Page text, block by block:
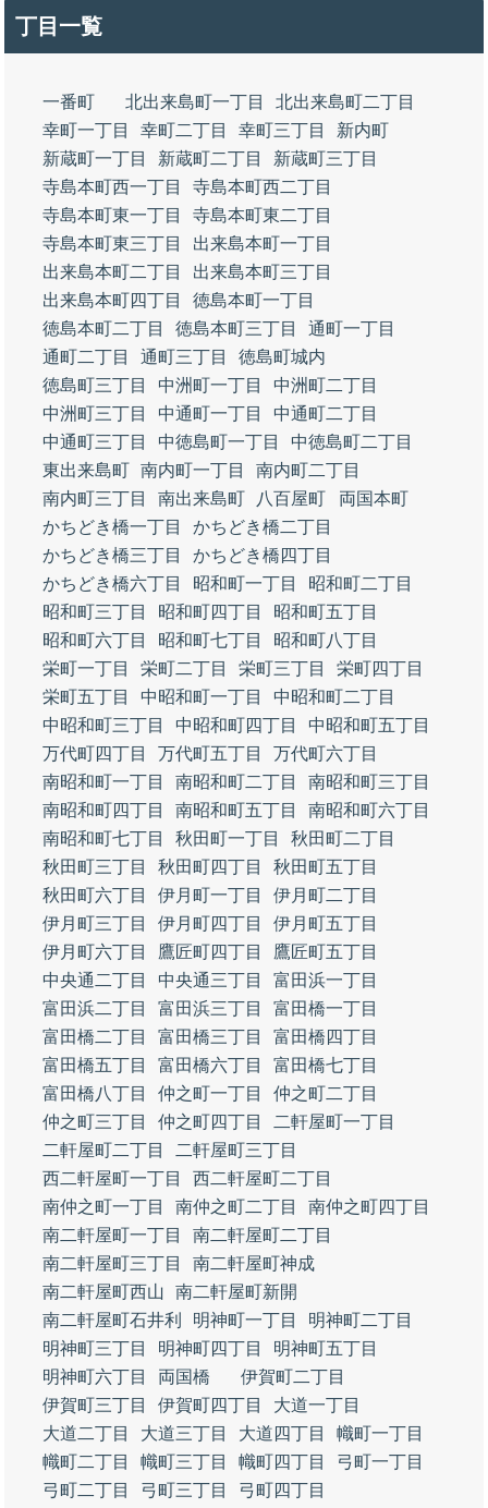
丁目一覧
一番町 北出来島町一丁目
北出来島町二丁目
幸町一丁目
幸町二丁目 幸町三丁目
新内町
新蔵町一丁目
新蔵町二丁目
新蔵町三丁目
寺島本町西一丁目
寺島本町西二丁目
寺島本町東一丁目
寺島本町東二丁目
寺島本町東三丁目
出来島本町一丁目
出来島本町二丁目
出来島本町三丁目
出来島本町四丁目
徳島本町一丁目
徳島本町二丁目
徳島本町三丁目
通町一丁目
通町二丁目
通町三丁目
徳島町城内
徳島町三丁目
中洲町一丁目
中洲町二丁目
中洲町三丁目
中通町一丁目
中通町二丁目
中通町三丁目
中徳島町一丁目
中徳島町二丁目
東出来島町 南内町一丁目
南内町二丁目
南内町三丁目
南出来島町 八百屋町
両国本町
かちどき橋一丁目
かちどき橋二丁目
かちどき橋三丁目
かちどき橋四丁目
かちどき橋六丁目
昭和町一丁目
昭和町二丁目
昭和町三丁目
昭和町四丁目
昭和町五丁目
昭和町六丁目
昭和町七丁目
昭和町八丁目
栄町一丁目
栄町二丁目 栄町三丁目
栄町四丁目
栄町五丁目
中昭和町一丁目
中昭和町二丁目
中昭和町三丁目
中昭和町四丁目
中昭和町五丁目
万代町四丁目
万代町五丁目
万代町六丁目
南昭和町一丁目
南昭和町二丁目
南昭和町三丁目
南昭和町四丁目
南昭和町五丁目
南昭和町六丁目
南昭和町七丁目
秋田町一丁目
秋田町二丁目
秋田町三丁目
秋田町四丁目
秋田町五丁目
秋田町六丁目
伊月町一丁目
伊月町二丁目
伊月町三丁目
伊月町四丁目
伊月町五丁目
伊月町六丁目
鷹匠町四丁目
鷹匠町五丁目
中央通二丁目
中央通三丁目
富田浜一丁目
富田浜二丁目
富田浜三丁目
富田橋一丁目
富田橋二丁目
富田橋三丁目
富田橋四丁目
富田橋五丁目
富田橋六丁目
富田橋七丁目
富田橋八丁目
仲之町一丁目
仲之町二丁目
仲之町三丁目
仲之町四丁目
二軒屋町一丁目
二軒屋町二丁目
二軒屋町三丁目
西二軒屋町一丁目
西二軒屋町二丁目
南仲之町一丁目
南仲之町二丁目
南仲之町四丁目
南二軒屋町一丁目
南二軒屋町二丁目
南二軒屋町三丁目
南二軒屋町神成
南二軒屋町西山
南二軒屋町新開
南二軒屋町石井利
明神町一丁目
明神町二丁目
明神町三丁目
明神町四丁目
明神町五丁目
明神町六丁目
両国橋
伊賀町二丁目
伊賀町三丁目
伊賀町四丁目
大道一丁目
大道二丁目
大道三丁目 大道四丁目
幟町一丁目
幟町二丁目
幟町三丁目 幟町四丁目
弓町一丁目
弓町二丁目
弓町三丁目
弓町四丁目